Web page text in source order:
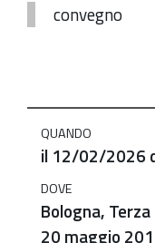
convegno
romagna.it/
dell-
emergenza-
QUANDO
il 12/02/2026
DOVE
Bologna,
20 maggio